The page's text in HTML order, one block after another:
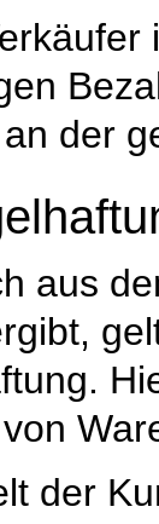
der
aus
der